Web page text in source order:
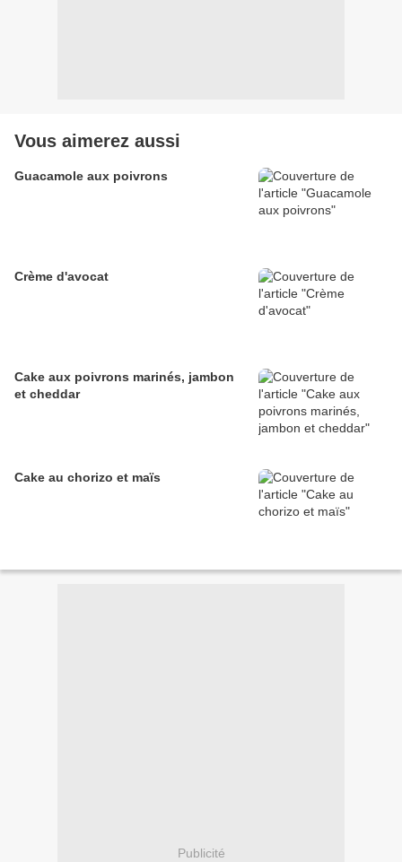
Vous aimerez aussi
Guacamole aux poivrons
Crème d'avocat
Cake aux poivrons marinés, jambon
et cheddar
Cake au chorizo et maïs
Publicité